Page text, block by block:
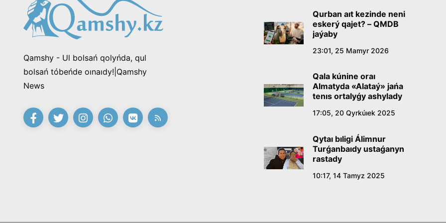
Qamshy - Ul bolsań qolyńda, qul
bolsań tóbeńde oınaıdy!|Qamshy
News
Qurban aıt kezinde neni
eskerý qajet? – QMDB
jaýaby
23:01, 25 Mamyr 2026
Qala kúnine oraı
Almatyda «Alataý» jańa
tenıs ortalyǵy ashylady
17:05, 20 Qyrkúıek 2025
Qytaı bıligi Álimnur
Turǵanbaıdy ustaǵanyn
rastady
10:17, 14 Tamyz 2025